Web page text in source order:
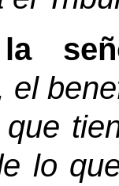
la
el
lo